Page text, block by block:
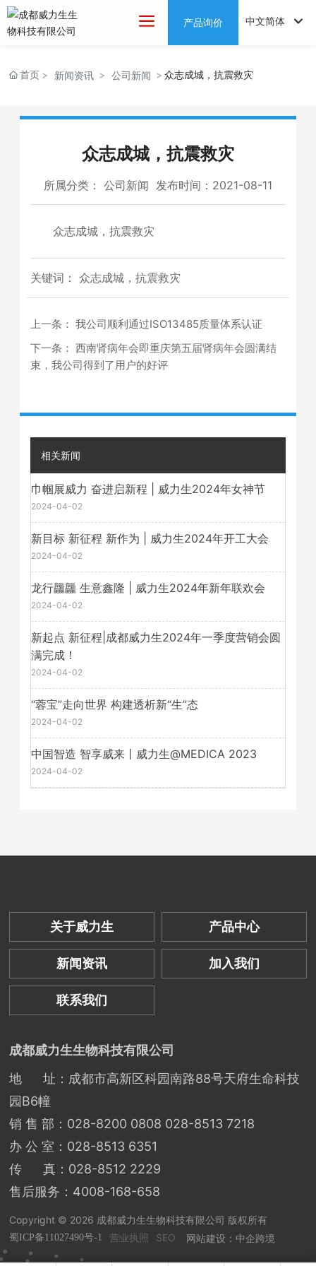
产品询价 中文简体
首页 新闻资讯 公司新闻 众志成城，抗震救灾
众志成城，抗震救灾
所属分类： 公司新闻 发布时间：2021-08-11
众志成城，抗震救灾
关键词： 众志成城，抗震救灾
上一条： 我公司顺利通过ISO13485质量体系认证
下一条： 西南肾病年会即重庆第五届肾病年会圆满结
束，我公司得到了用户的好评
相关新闻
巾帼展威力 奋进启新程 | 威力生2024年女神节
2024-04-02
新目标 新征程 新作为 | 威力生2024年开工大会
2024-04-02
龙行龘龘 生意鑫隆 | 威力生2024年新年联欢会
2024-04-02
新起点 新征程|成都威力生2024年一季度营销会圆
满完成！
2024-04-02
​“蓉宝”走向世界 构建透析新“生”态
2024-04-02
中国智造 智享威来丨威力生@MEDICA 2023
2024-04-02
关于威力生 产品中心
新闻资讯 加入我们
联系我们
成都威力生生物科技有限公司
地 址：成都市高新区科园南路88号天府生命科技
园B6幢
销 售 部： 028-8200 0808 028-8513 7218
办 公 室： 028-8513 6351
传 真：028-8512 2229
售后服务： 4008-168-658
Copyright © 2026 成都威力生生物科技有限公司 版权所有
蜀ICP备11027490号-1 营业执照 SEO 网站建设：中企跨境